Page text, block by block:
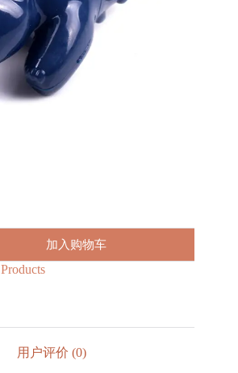
加入购物车
Products
用户评价 (0)